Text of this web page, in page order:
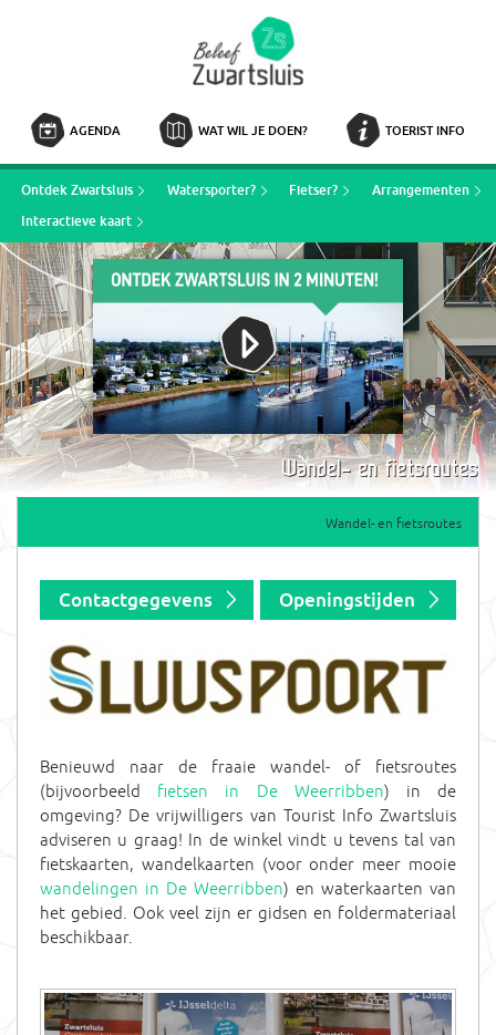
AGENDA WAT WIL JE DOEN? TOERIST INFO
Ontdek Zwartsluis Watersporter? Fietser?
Arrangementen
Interactieve kaart
Wandel- en fietsroutes
Wandel- en fietsroutes
Contactgegevens Openingstijden
Benieuwd naar de fraaie wandel- of fietsroutes
(bijvoorbeeld fietsen in De Weerribben) in de
omgeving? De vrijwilligers van Tourist Info Zwartsluis
adviseren u graag! In de winkel vindt u tevens tal van
fietskaarten, wandelkaarten (voor onder meer mooie
wandelingen in De Weerribben) en waterkaarten van
het gebied. Ook veel zijn er gidsen en foldermateriaal
beschikbaar.